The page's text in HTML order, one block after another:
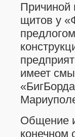
Причиной
щитов у
имеет
Общение
конечном